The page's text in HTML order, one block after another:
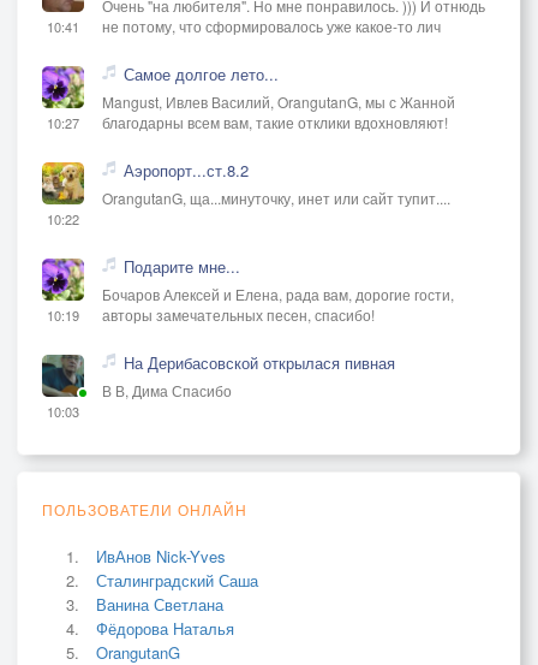
10:41
Очень "на любителя". Но мне понравилось. ))) И отнюдь
не потому, что сформировалось уже какое-то лич
10:27
Самое долгое лето...
Mangust, Ивлев Василий, OrangutanG, мы с Жанной
благодарны всем вам, такие отклики вдохновляют!
10:22
Аэропорт...ст.8.2
OrangutanG, ща...минуточку, инет или сайт тупит....
10:19
Подарите мне...
Бочаров Алексей и Елена, рада вам, дорогие гости,
авторы замечательных песен, спасибо!
10:03
На Дерибасовской открылася пивная
В В, Дима Спасибо
ПОЛЬЗОВАТЕЛИ ОНЛАЙН
ИвАнов Nick-Yves
Сталинградский Саша
Ванина Светлана
Фёдорова Наталья
OrangutanG